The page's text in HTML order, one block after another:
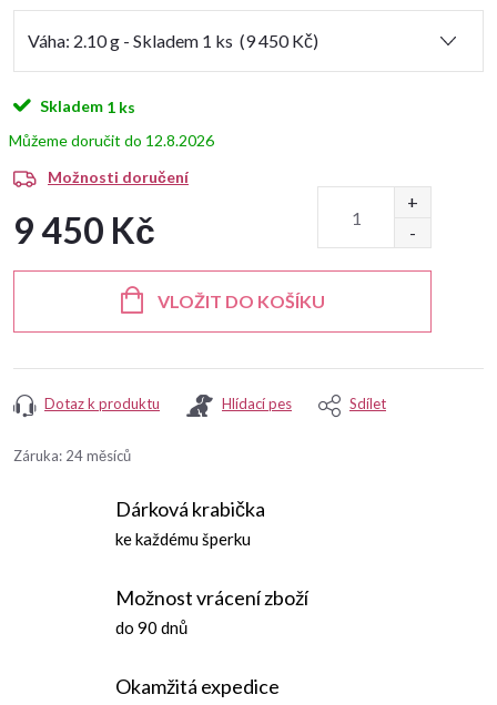
Skladem 1 ks
12.8.2026
Možnosti doručení
9 450 Kč
VLOŽIT DO KOŠÍKU
Dotaz k produktu Hlídací pes Sdílet
Záruka: 24 měsíců
Dárková krabička
ke každému šperku
Možnost vrácení zboží
do 90 dnů
Okamžitá expedice